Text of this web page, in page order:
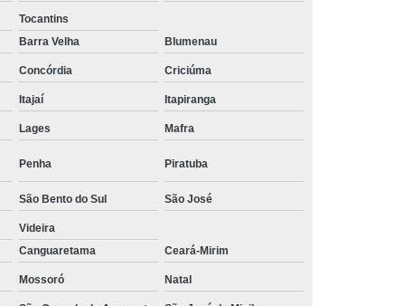
Tocantins
Barra Velha Blumenau
Concórdia Criciúma
Itajaí Itapiranga
Lages Mafra
Penha Piratuba
São Bento do Sul São José
Videira
Canguaretama Ceará-Mirim
Mossoró Natal